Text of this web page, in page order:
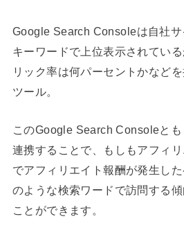
Google Search Consoleは自社
キーワードで上位表示されてい
リック率は何パーセントかなど
ツール。
このGoogle Search Consoleと
連携することで、もしもアフィ
でアフィリエイト報酬が発生し
のような検索ワードで訪問する
ことができます。